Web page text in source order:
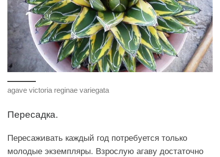
agave victoria reginae variegata
Пересадка.
Пересаживать каждый год потребуется только
молодые экземпляры. Взрослую агаву достаточно